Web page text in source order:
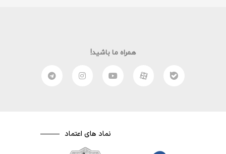
همراه ما باشید!
نماد های اعتماد